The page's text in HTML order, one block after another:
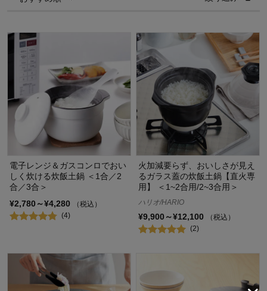
電子レンジ＆ガスコンロでおい
しく炊ける炊飯土鍋 ＜1合／2
合／3合＞
¥2,780～¥4,280
（税込）
(4)
火加減要らず、おいしさが見え
るガラス蓋の炊飯土鍋【直火専
用】 ＜1~2合用/2~3合用＞
ハリオ/HARIO
¥9,900～¥12,100
（税込）
(2)